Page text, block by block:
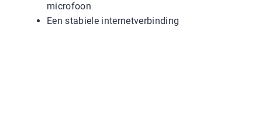
microfoon
Een stabiele internetverbinding